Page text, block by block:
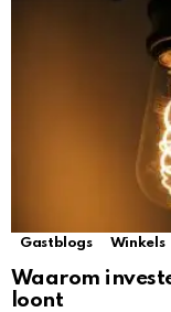
Gastblogs Winkels
Waarom
loont